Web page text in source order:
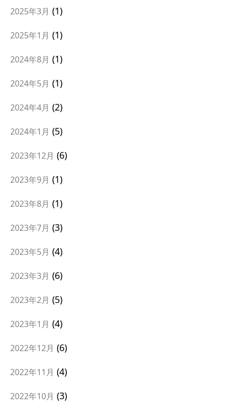
2025年3月 1
2025年1月 1
2024年8月 1
2024年5月 1
2024年4月 2
2024年1月 5
2023年12月 6
2023年9月 1
2023年8月 1
2023年7月 3
2023年5月 4
2023年3月 6
2023年2月 5
2023年1月 4
2022年12月 6
2022年11月 4
2022年10月 3